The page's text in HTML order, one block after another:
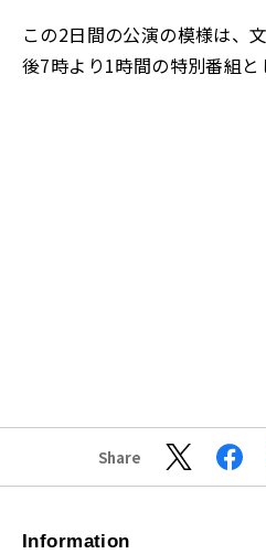
この2日間の公演の模様は、
後7時より1時間の特別番組と
Share
Information